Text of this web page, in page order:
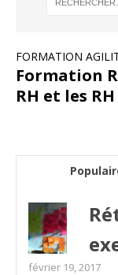
FORMATION
Formation
RH et les
février 19, 2017